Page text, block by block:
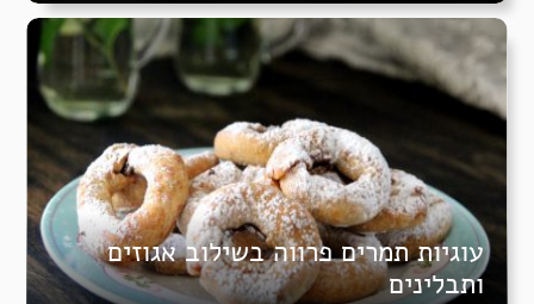
עוגיות תמרים פרווה בשילוב אגוזים
ותבלינים